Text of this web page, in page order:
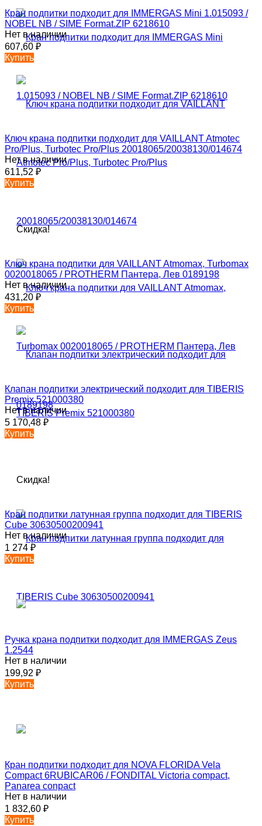
Кран подпитки подходит для IMMERGAS Mini 1.015093 /
NOBEL NB / SIME Format.ZIP 6218610
Нет в наличии
607,60 ₽
Купить
Ключ крана подпитки подходит для VAILLANT Atmotec
Pro/Plus, Turbotec Pro/Plus 20018065/20038130/014674
Нет в наличии
611,52 ₽
Купить
Скидка!
Ключ крана подпитки для VAILLANT Atmomax, Turbomax
0020018065 / PROTHERM Пантера, Лев 0189198
Нет в наличии
431,20 ₽
Купить
Клапан подпитки электрический подходит для TIBERIS
Premix 521000380
Нет в наличии
5 170,48 ₽
Купить
Скидка!
Кран подпитки латунная группа подходит для TIBERIS
Cube 30630500200941
Нет в наличии
1 274 ₽
Купить
Ручка крана подпитки подходит для IMMERGAS Zeus
1.2544
Нет в наличии
199,92 ₽
Купить
Кран подпитки подходит для NOVA FLORIDA Vela
Compact 6RUBICAR06 / FONDITAL Victoria compact,
Panarea conpact
Нет в наличии
1 832,60 ₽
Купить